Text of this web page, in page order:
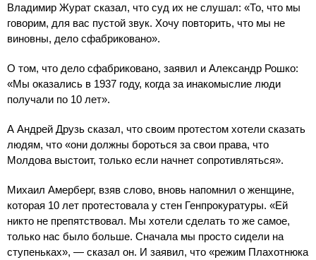
Владимир Журат сказал, что суд их не слушал: «То, что мы
говорим, для вас пустой звук. Хочу повторить, что мы не
виновны, дело сфабриковано».
О том, что дело сфабриковано, заявил и Александр Рошко:
«Мы оказались в 1937 году, когда за инакомыслие люди
получали по 10 лет».
А Андрей Друзь сказал, что своим протестом хотели сказать
людям, что «они должны бороться за свои права, что
Молдова выстоит, только если начнет сопротивляться».
Михаил Амерберг, взяв слово, вновь напомнил о женщине,
которая 10 лет протестовала у стен Генпрокуратуры. «Ей
никто не препятствовал. Мы хотели сделать то же самое,
только нас было больше. Сначала мы просто сидели на
ступеньках», — сказал он. И заявил, что «режим Плахотнюка